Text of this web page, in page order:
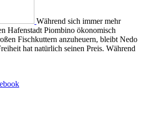
Während sich immer mehr
Hafenstadt Piombino ökonomisch
Fischkuttern anzuheuern, bleibt Nedo
hat natürlich seinen Preis. Während